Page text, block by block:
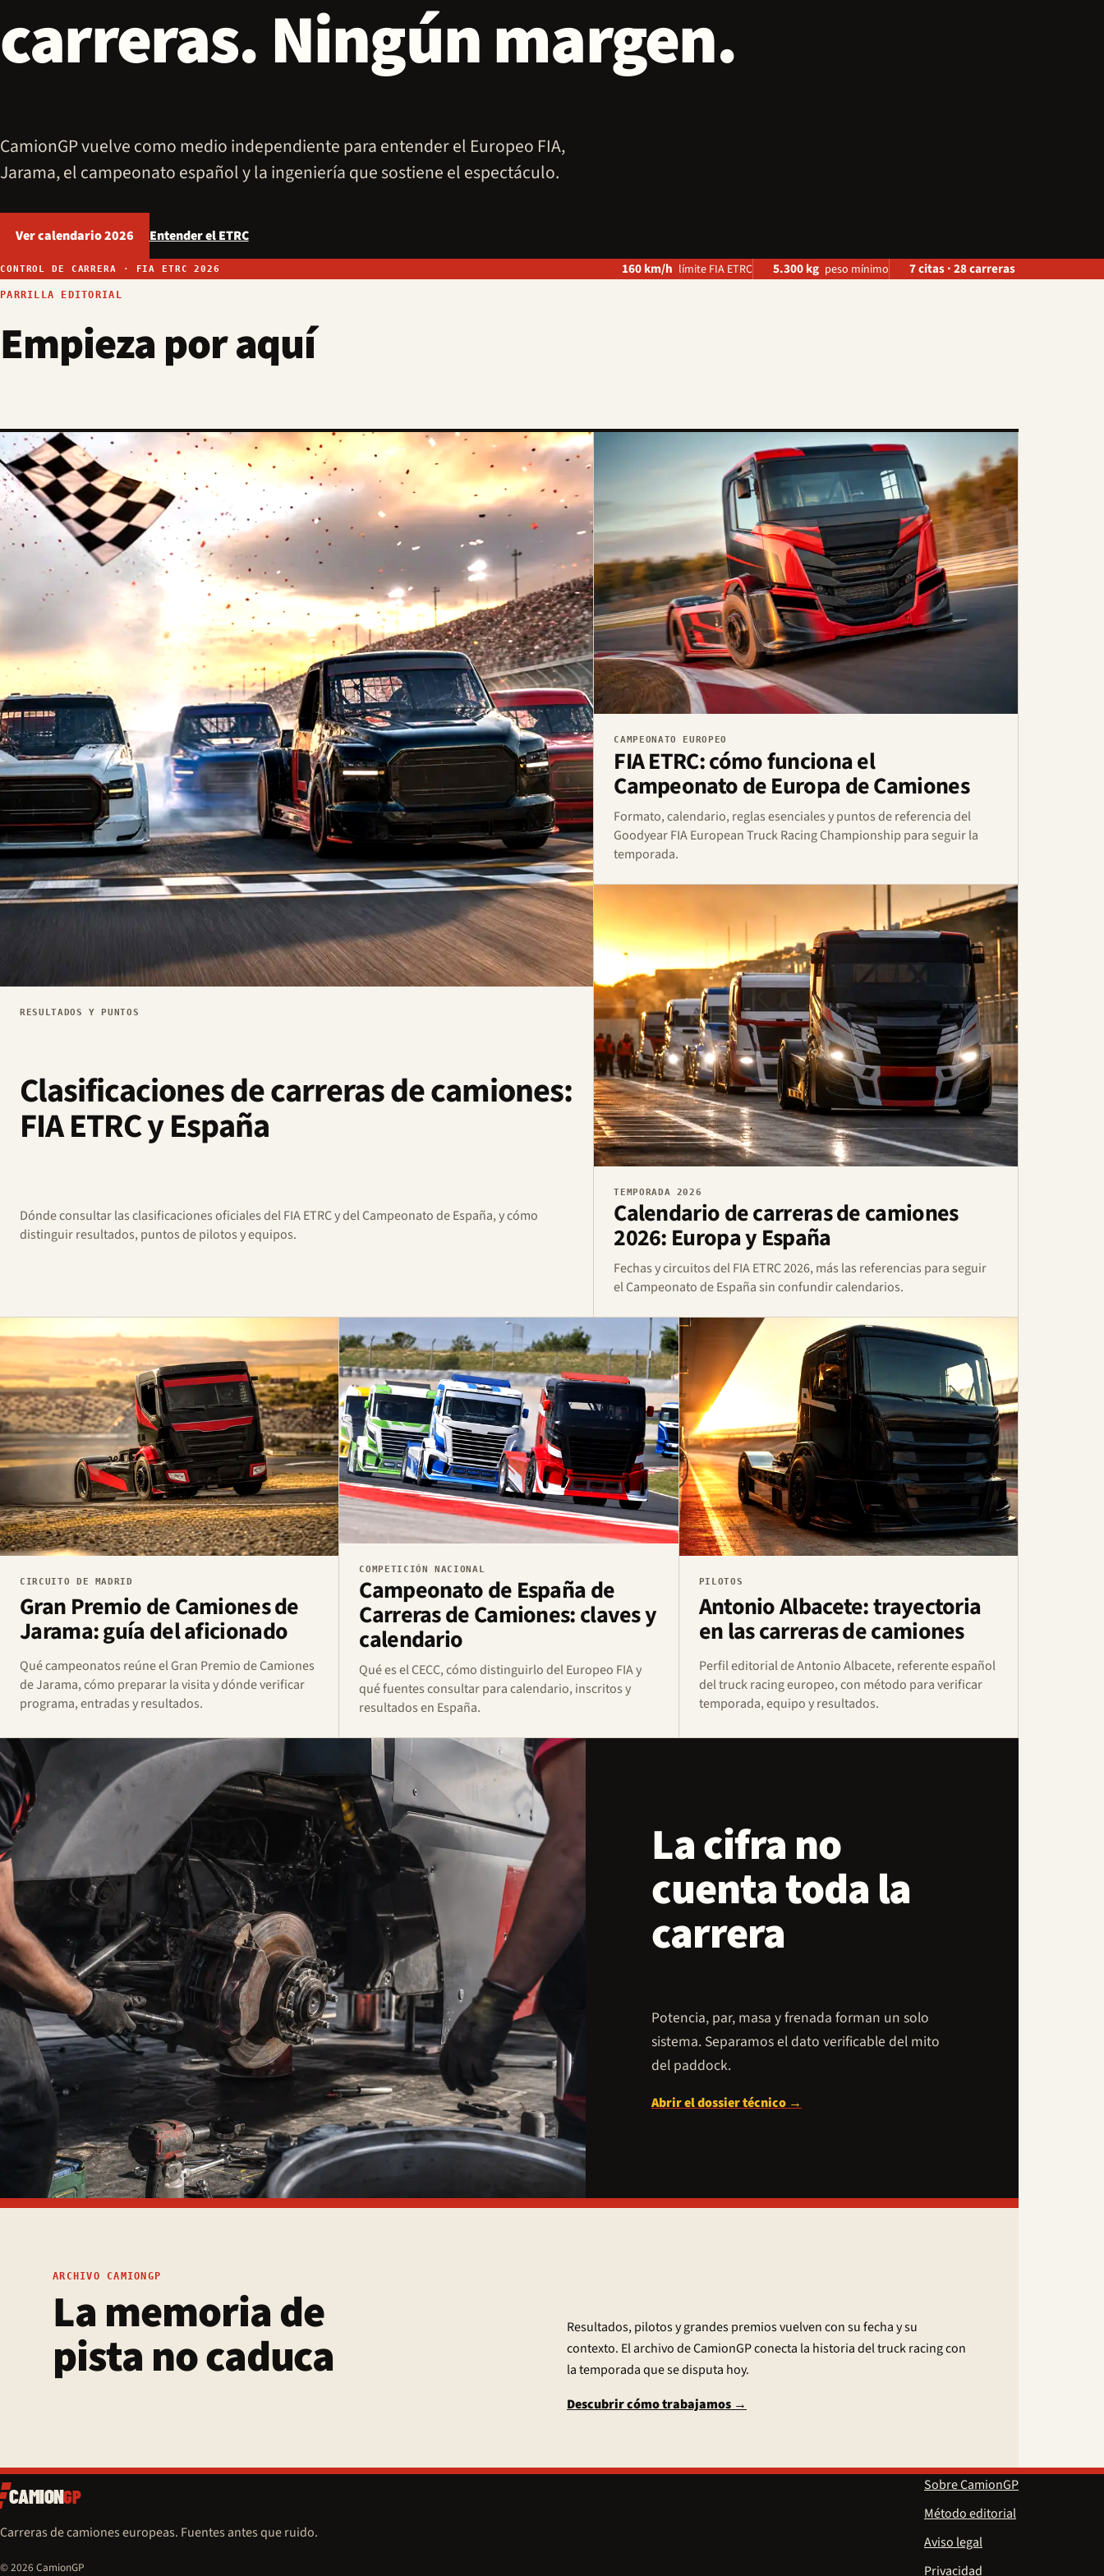
carreras. Ningún margen.
CamionGP vuelve como medio independiente para entender el Europeo FIA,
Jarama, el campeonato español y la ingeniería que sostiene el espectáculo.
Ver calendario 2026 Entender el ETRC
CONTROL DE CARRERA · FIA ETRC 2026 160 km/h límite FIA ETRC 5.300 kg peso mínimo 7 citas · 28 carreras
PARRILLA EDITORIAL
Empieza por aquí
RESULTADOS Y PUNTOS
Clasificaciones de carreras de camiones:
FIA ETRC y España
Dónde consultar las clasificaciones oficiales del FIA ETRC y del Campeonato de España, y cómo
distinguir resultados, puntos de pilotos y equipos.
CAMPEONATO EUROPEO
FIA ETRC: cómo funciona el
Campeonato de Europa de Camiones
Formato, calendario, reglas esenciales y puntos de referencia del
Goodyear FIA European Truck Racing Championship para seguir la
temporada.
TEMPORADA 2026
Calendario de carreras de camiones
2026: Europa y España
Fechas y circuitos del FIA ETRC 2026, más las referencias para seguir
el Campeonato de España sin confundir calendarios.
CIRCUITO DE MADRID
Gran Premio de Camiones de
Jarama: guía del aficionado
Qué campeonatos reúne el Gran Premio de Camiones
de Jarama, cómo preparar la visita y dónde verificar
programa, entradas y resultados.
COMPETICIÓN NACIONAL
Campeonato de España de
Carreras de Camiones: claves y
calendario
Qué es el CECC, cómo distinguirlo del Europeo FIA y
qué fuentes consultar para calendario, inscritos y
resultados en España.
PILOTOS
Antonio Albacete: trayectoria
en las carreras de camiones
Perfil editorial de Antonio Albacete, referente español
del truck racing europeo, con método para verificar
temporada, equipo y resultados.
La cifra no
cuenta toda la
carrera
Potencia, par, masa y frenada forman un solo
sistema. Separamos el dato verificable del mito
del paddock.
Abrir el dossier técnico →
ARCHIVO CAMIONGP
La memoria de
pista no caduca
Resultados, pilotos y grandes premios vuelven con su fecha y su
contexto. El archivo de CamionGP conecta la historia del truck racing con
la temporada que se disputa hoy.
Descubrir cómo trabajamos →
CAMIONGP
Carreras de camiones europeas. Fuentes antes que ruido.
© 2026 CamionGP
Sobre CamionGP
Método editorial
Aviso legal
Privacidad